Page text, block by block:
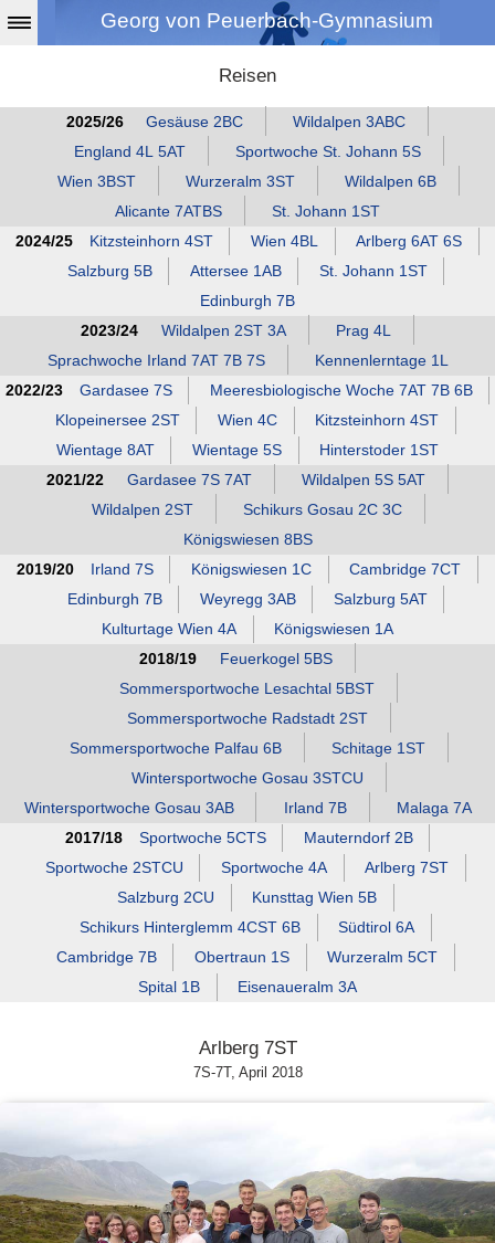
Georg von Peuerbach-Gymnasium
Reisen
2025/26 Gesäuse 2BC
Wildalpen 3ABC
England 4L 5AT
Sportwoche St. Johann 5S
Wien 3BST
Wurzeralm 3ST
Wildalpen 6B
Alicante 7ATBS
St. Johann 1ST
2024/25
Kitzsteinhorn 4ST Wien 4BL
Arlberg 6AT 6S
Salzburg 5B
Attersee 1AB
St. Johann 1ST
Edinburgh 7B
2023/24
Wildalpen 2ST 3A
Prag 4L
Sprachwoche Irland 7AT 7B 7S
Kennenlerntage 1L
2022/23
Gardasee 7S
Meeresbiologische Woche 7AT 7B 6B
Klopeinersee 2ST
Wien 4C
Kitzsteinhorn 4ST
Wientage 8AT
Wientage 5S
Hinterstoder 1ST
2021/22
Gardasee 7S 7AT
Wildalpen 5S 5AT
Wildalpen 2ST
Schikurs Gosau 2C 3C
Königswiesen 8BS
2019/20
Irland 7S Königswiesen 1C
Cambridge 7CT
Edinburgh 7B
Weyregg 3AB
Salzburg 5AT
Kulturtage Wien 4A
Königswiesen 1A
2018/19
Feuerkogel 5BS
Sommersportwoche Lesachtal 5BST
Sommersportwoche Radstadt 2ST
Sommersportwoche Palfau 6B
Schitage 1ST
Wintersportwoche Gosau 3STCU
Wintersportwoche Gosau 3AB
Irland 7B
Malaga 7A
2017/18
Sportwoche 5CTS
Mauterndorf 2B
Sportwoche 2STCU
Sportwoche 4A
Arlberg 7ST
Salzburg 2CU
Kunsttag Wien 5B
Schikurs Hinterglemm 4CST 6B
Südtirol 6A
Cambridge 7B
Obertraun 1S
Wurzeralm 5CT
Spital 1B
Eisenaueralm 3A
Arlberg 7ST
7S-7T, April 2018